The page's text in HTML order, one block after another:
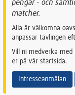
pengar - och
matcher.
Alla är välkomna
anpassar tävlingen
Vill ni medverka med
er på vår startsida.
Intresseanmälan